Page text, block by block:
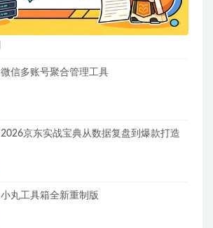
微信多账号聚合管理工具
2026京东实战宝典从数据复盘到爆款打造
小丸工具箱全新重制版